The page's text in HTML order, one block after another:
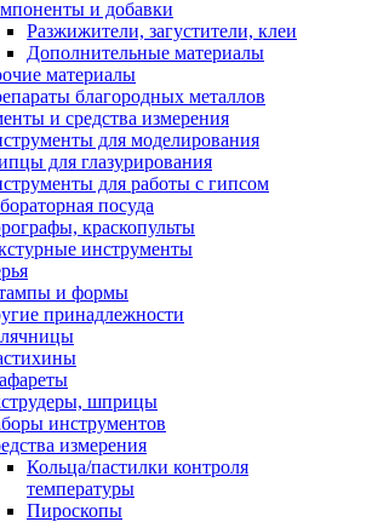
и добавки
Разжижители, загустители, клеи
Дополнительные материалы
материалы
благородных металлов
и средства измерения
для моделирования
для глазурирования
для работы с гипсом
посуда
краскопульты
инструменты
и формы
принадлежности
шприцы
инструментов
измерения
Кольца/пастилки контроля
температуры
Пироскопы